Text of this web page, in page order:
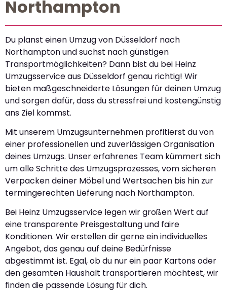
Northampton
Du planst einen Umzug von Düsseldorf nach
Northampton und suchst nach günstigen
Transportmöglichkeiten? Dann bist du bei Heinz
Umzugsservice aus Düsseldorf genau richtig! Wir
bieten maßgeschneiderte Lösungen für deinen Umzug
und sorgen dafür, dass du stressfrei und kostengünstig
ans Ziel kommst.
Mit unserem Umzugsunternehmen profitierst du von
einer professionellen und zuverlässigen Organisation
deines Umzugs. Unser erfahrenes Team kümmert sich
um alle Schritte des Umzugsprozesses, vom sicheren
Verpacken deiner Möbel und Wertsachen bis hin zur
termingerechten Lieferung nach Northampton.
Bei Heinz Umzugsservice legen wir großen Wert auf
eine transparente Preisgestaltung und faire
Konditionen. Wir erstellen dir gerne ein individuelles
Angebot, das genau auf deine Bedürfnisse
abgestimmt ist. Egal, ob du nur ein paar Kartons oder
den gesamten Haushalt transportieren möchtest, wir
finden die passende Lösung für dich.